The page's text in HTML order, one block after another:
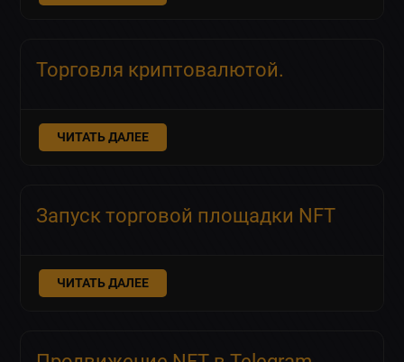
Торговля криптовалютой.
ЧИТАТЬ ДАЛЕЕ
Запуск торговой площадки NFT
ЧИТАТЬ ДАЛЕЕ